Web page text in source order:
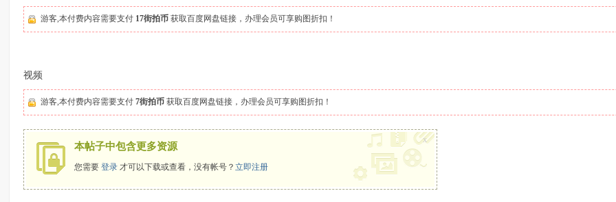
游客,本付费内容需要支付 17街拍币 获取百度网盘链接，办理会员可享购图折扣！
视频
游客,本付费内容需要支付7街拍币 获取百度网盘链接，办理会员可享购图折扣！
本帖子中包含更多资源
您需要登录 才可以下载或查看，没有帐号？立即注册
x